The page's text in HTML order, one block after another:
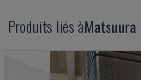
Produits liés àMatsuura